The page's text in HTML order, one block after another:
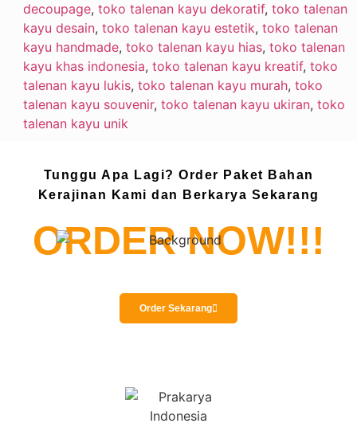
decoupage, toko talenan kayu dekoratif, toko talenan
kayu desain, toko talenan kayu estetik, toko talenan
kayu handmade, toko talenan kayu hias, toko talenan
kayu khas indonesia, toko talenan kayu kreatif, toko
talenan kayu lukis, toko talenan kayu murah, toko
talenan kayu souvenir, toko talenan kayu ukiran, toko
talenan kayu unik
Tunggu Apa Lagi? Order Paket Bahan
Kerajinan Kami dan Berkarya Sekarang
ORDER NOW!!!
Order Sekarang